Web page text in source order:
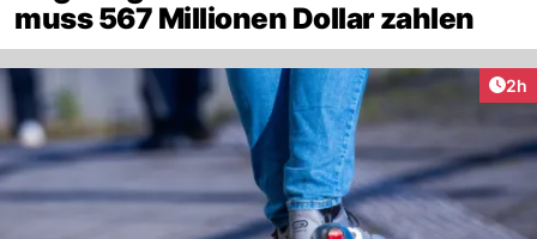
muss 567 Millionen Dollar zahlen
2h